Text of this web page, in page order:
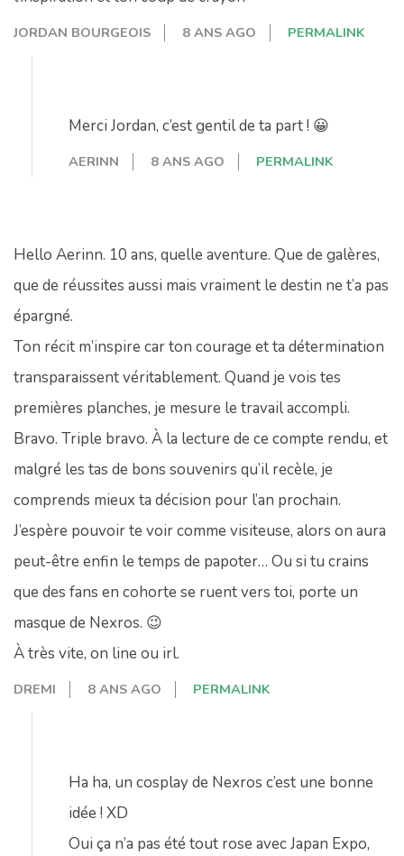
JORDAN BOURGEOIS 8 ANS AGO PERMALINK
Merci Jordan, c’est gentil de ta part ! 😀
AERINN 8 ANS AGO PERMALINK
Hello Aerinn. 10 ans, quelle aventure. Que de galères,
que de réussites aussi mais vraiment le destin ne t’a pas
épargné.
Ton récit m’inspire car ton courage et ta détermination
transparaissent véritablement. Quand je vois tes
premières planches, je mesure le travail accompli.
Bravo. Triple bravo. À la lecture de ce compte rendu, et
malgré les tas de bons souvenirs qu’il recèle, je
comprends mieux ta décision pour l’an prochain.
J’espère pouvoir te voir comme visiteuse, alors on aura
peut-être enfin le temps de papoter… Ou si tu crains
que des fans en cohorte se ruent vers toi, porte un
masque de Nexros. 😉
À très vite, on line ou irl.
DREMI 8 ANS AGO PERMALINK
Ha ha, un cosplay de Nexros c’est une bonne
idée ! XD
Oui ça n’a pas été tout rose avec Japan Expo,